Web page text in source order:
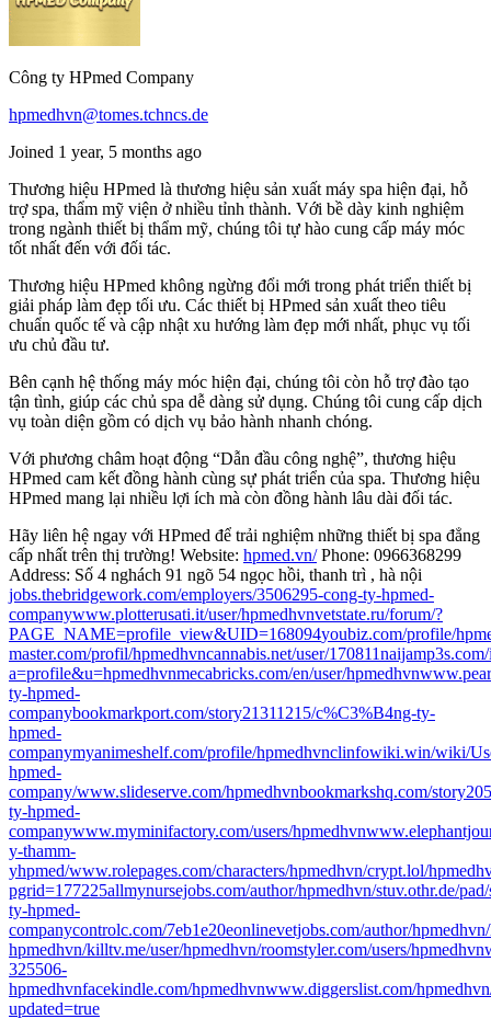
Công ty HPmed Company
hpmedhvn@tomes.tchncs.de
Joined 1 year, 5 months ago
Thương hiệu HPmed là thương hiệu sản xuất máy spa hiện đại, hỗ
trợ spa, thẩm mỹ viện ở nhiều tỉnh thành. Với bề dày kinh nghiệm
trong ngành thiết bị thẩm mỹ, chúng tôi tự hào cung cấp máy móc
tốt nhất đến với đối tác.
Thương hiệu HPmed không ngừng đổi mới trong phát triển thiết bị
giải pháp làm đẹp tối ưu. Các thiết bị HPmed sản xuất theo tiêu
chuẩn quốc tế và cập nhật xu hướng làm đẹp mới nhất, phục vụ tối
ưu chủ đầu tư.
Bên cạnh hệ thống máy móc hiện đại, chúng tôi còn hỗ trợ đào tạo
tận tình, giúp các chủ spa dễ dàng sử dụng. Chúng tôi cung cấp dịch
vụ toàn diện gồm có dịch vụ bảo hành nhanh chóng.
Với phương châm hoạt động “Dẫn đầu công nghệ”, thương hiệu
HPmed cam kết đồng hành cùng sự phát triển của spa. Thương hiệu
HPmed mang lại nhiều lợi ích mà còn đồng hành lâu dài đối tác.
Hãy liên hệ ngay với HPmed để trải nghiệm những thiết bị spa đẳng
cấp nhất trên thị trường! Website: hpmed.vn/Phone: 0966368299
Address: Số 4 nghách 91 ngõ 54 ngọc hồi, thanh trì , hà nội
jobs.thebridgework.com/employers/3506295-cong-ty-hpmed-
companywww.plotterusati.it/user/hpmedhvnvetstate.ru/forum/?
PAGE_NAME=profile_view&UID=168094youbiz.com/profile/
master.com/profil/hpmedhvncannabis.net/user/170811
a=profile&u=hpmedhvnmecabricks.com/en/user/hpmedhvn
ty-hpmed-
companybookmarkport.com/story21311215/c%C3%B4ng-ty-
hpmed-
companymyanimeshelf.com/profile/hpmedhvnclinfowiki.win/wiki/
hpmed-
company/www.slideserve.com/hpmedhvnbookmarkshq.com/
ty-hpmed-
companywww.myminifactory.com/users/hpmedhvn
y-thamm-
yhpmed/www.rolepages.com/characters/hpmedhvn/crypt.lol/
pgrid=177225allmynursejobs.com/author/hpmedhvn/stuv.othr.de/
ty-hpmed-
companycontrolc.com/7eb1e20eonlinevetjobs.com/author/hpmedhvn/
hpmedhvn/killtv.me/user/hpmedhvn/roomstyler.com/users/hpmedhvn
325506-
hpmedhvnfacekindle.com/hpmedhvnwww.diggerslist.com/
updated=true